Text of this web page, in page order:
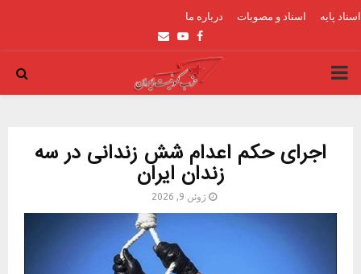
اسناد پایه اسناد و مصوبات درباره ما
Facebook
Youtube
Email
PRIMARY
اجرای حکم اعدام شش زندانی در سه
زندان ایران
ژوئن 9, 2026